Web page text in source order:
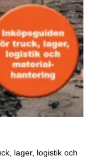
lager, logistik och